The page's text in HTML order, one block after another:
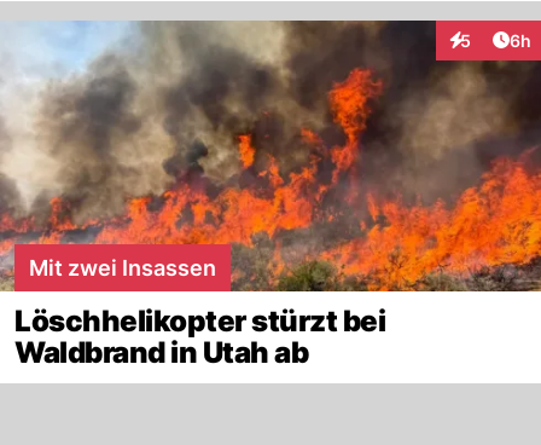
5 6h
Mit zwei Insassen
Löschhelikopter stürzt bei
Waldbrand in Utah ab